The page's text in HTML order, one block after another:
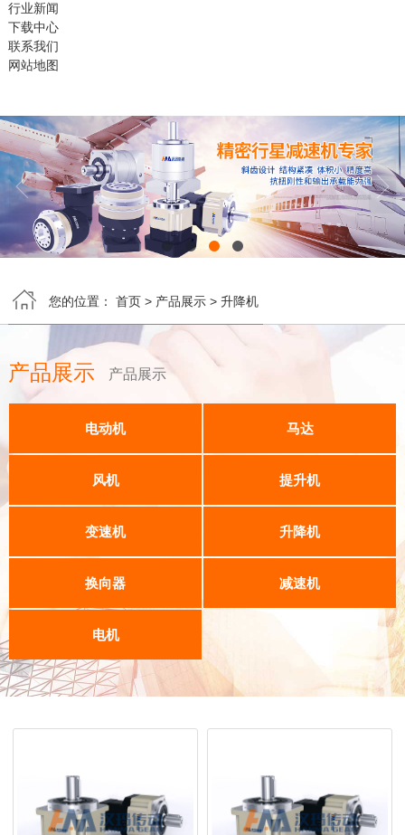
行业新闻
下载中心
联系我们
网站地图


您的位置： 首页> 产品展示> 升降机
产品展示 产品展示
电动机 马达
风机 提升机
变速机 升降机
换向器 减速机
电机